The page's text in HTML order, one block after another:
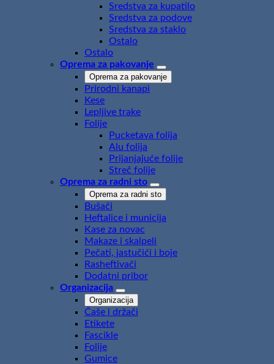
Sredstva za kupatilo
Sredstva za podove
Sredstva za staklo
Ostalo
Ostalo
Oprema za pakovanje
Oprema za pakovanje
Prirodni kanapi
Kese
Lepljive trake
Folije
Pucketava folija
Alu folija
Prijanjajuće folije
Streč folije
Oprema za radni sto
Oprema za radni sto
Bušači
Heftalice i municija
Kase za novac
Makaze i skalpeli
Pečati, jastučići i boje
Rasheftivači
Dodatni pribor
Organizacija
Organizacija
Čaše i držači
Etikete
Fascikle
Folije
Gumice